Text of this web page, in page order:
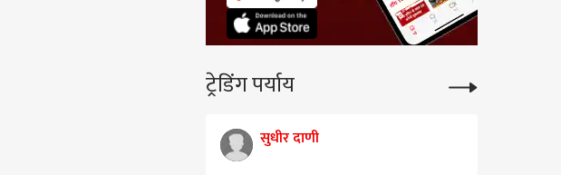
ट्रेडिंग पर्याय
सुधीर दाणी